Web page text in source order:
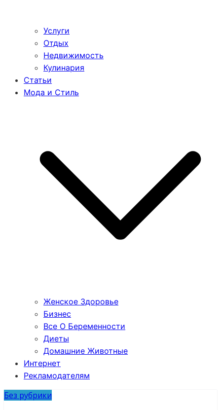
Услуги
Отдых
Недвижимость
Кулинария
Статьи
Мода и Стиль
Женское Здоровье
Бизнес
Все О Беременности
Диеты
Домашние Животные
Интернет
Рекламодателям
Без рубрики